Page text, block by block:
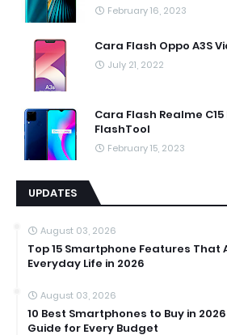
February 16, 2023
Cara Flash Oppo A3S
July 21, 2022
Cara Flash Realme C15
FlashTool
February 15, 2023
UPDATES
August 03, 2026
Top 15 Smartphone Features That
Everyday Life in 2026
August 03, 2026
10 Best Smartphones to Buy in
Guide for Every Budget